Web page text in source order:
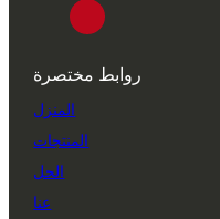
روابط مختصرة
المنزل
المنتجات
الحل
عنا